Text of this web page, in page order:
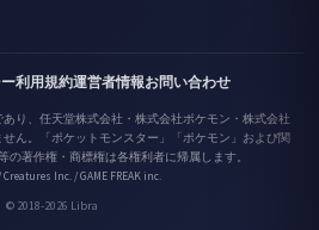
利用規約運営者情報お問い合わせ
り、任天堂株式会社・株式会社ポケモン・株式会社
ん。「ポケットモンスター」「ポケモン」および関
の著作権・商標権は各権利者に帰属します。
Inc. / GAME FREAK inc.
© 2018-2026 Libra